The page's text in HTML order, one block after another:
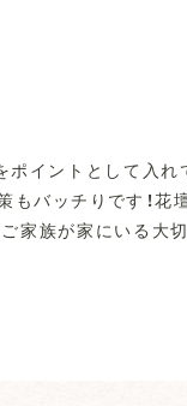
イントとして入れ
もバッチりです！花
家族が家にいる大